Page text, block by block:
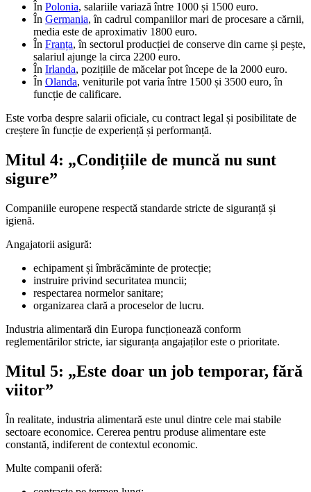
În Polonia, salariile variază între 1000 și 1500 euro.
În Germania, în cadrul companiilor mari de procesare a cărnii,
media este de aproximativ 1800 euro.
În Franța, în sectorul producției de conserve din carne și pește,
salariul ajunge la circa 2200 euro.
În Irlanda, pozițiile de măcelar pot începe de la 2000 euro.
În Olanda, veniturile pot varia între 1500 și 3500 euro, în
funcție de calificare.
Este vorba despre salarii oficiale, cu contract legal și posibilitate de
creștere în funcție de experiență și performanță.
Mitul 4: „Condițiile de muncă nu sunt
sigure”
Companiile europene respectă standarde stricte de siguranță și
igienă.
Angajatorii asigură:
echipament și îmbrăcăminte de protecție;
instruire privind securitatea muncii;
respectarea normelor sanitare;
organizarea clară a proceselor de lucru.
Industria alimentară din Europa funcționează conform
reglementărilor stricte, iar siguranța angajaților este o prioritate.
Mitul 5: „Este doar un job temporar, fără
viitor”
În realitate, industria alimentară este unul dintre cele mai stabile
sectoare economice. Cererea pentru produse alimentare este
constantă, indiferent de contextul economic.
Multe companii oferă: